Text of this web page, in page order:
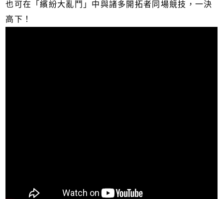
也可在「繽紛大亂鬥」中與諸多開拓者同場競技，一決
高下！